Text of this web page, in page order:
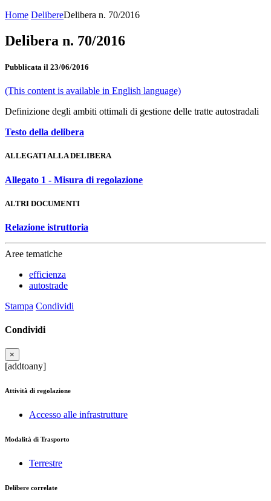
Home DelibereDelibera n. 70/2016
Delibera n. 70/2016
Pubblicata il 23/06/2016
(This content is available in English language)
Definizione degli ambiti ottimali di gestione delle tratte autostradali
Testo della delibera
ALLEGATI ALLA DELIBERA
Allegato 1 - Misura di regolazione
ALTRI DOCUMENTI
Relazione istruttoria
Aree tematiche
efficienza
autostrade
Stampa Condividi
Condividi
×
[addtoany]
Attività di regolazione
Accesso alle infrastrutture
Modalità di Trasporto
Terrestre
Delibere correlate